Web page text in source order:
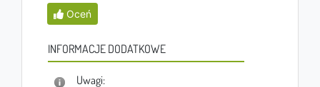
Oceń
INFORMACJE DODATKOWE
Uwagi: